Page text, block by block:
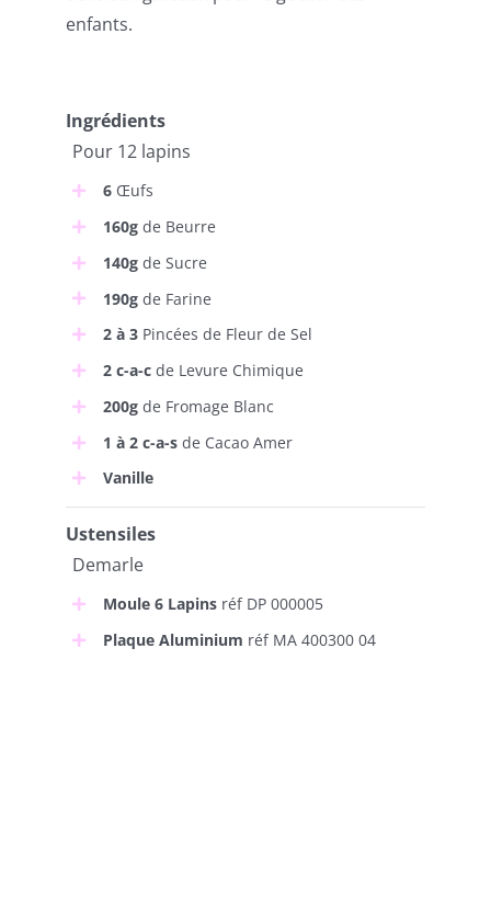
enfants.
Ingrédients
Pour 12 lapins
6Œufs
160gde Beurre
140gde Sucre
190gde Farine
2 à 3Pincées de Fleur de Sel
2 c-a-cde Levure Chimique
200gde Fromage Blanc
1 à 2 c-a-sde Cacao Amer
Vanille
Ustensiles
Demarle
Moule 6 Lapinsréf DP 000005
Plaque Aluminium réf MA 400300 04